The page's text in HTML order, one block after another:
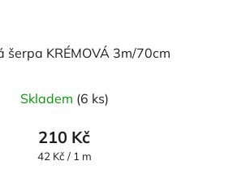
šerpa KRÉMOVÁ 3m/70cm
Skladem (6 ks)
210 Kč
Měrná
42 Kč / 1 m